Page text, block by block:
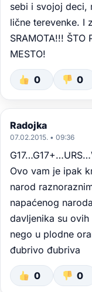
sebi i svojoj deci,
lične terevenke. I
SRAMOTA!!! ŠTO
MESTO!
0 0
Radojka
07.02.2015. • 09:36
Ovo vam je ipak
narod
napaćenog
davljenika su
nego u plodne
đubrivo đubriva
0 0